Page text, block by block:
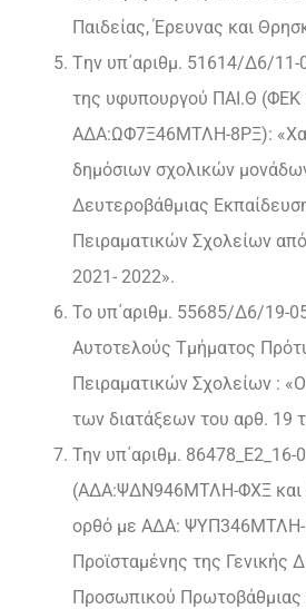
Παιδείας, Έρευνας και
Tην υπ΄αριθμ. 51614/Δ6/
της υφυπουργού ΠΑΙ.Θ (ΦΕΚ
ΑΔΑ:ΩΦ7Ξ46ΜΤΛΗ-8ΡΞ):
δημόσιων σχολικών
Δευτεροβάθμιας
Πειραματικών Σχολείων
2021- 2022».
Το υπ΄αριθμ. 55685/Δ6/19-
Αυτοτελούς Τμήματος
Πειραματικών Σχολείων :
των διατάξεων του αρθ. 19
Την υπ΄αριθμ. 86478_Ε2_16-
(ΑΔΑ:ΨΔΝ946ΜΤΛΗ-ΦΧΞ και
ορθό με AΔΑ:
Προϊσταμένης της Γενικής
Προσωπικού Πρωτοβάθμιας